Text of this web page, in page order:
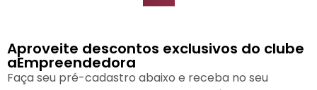
Aproveite descontos exclusivos do clube
aEmpreendedora
Faça seu pré-cadastro abaixo e receba no seu